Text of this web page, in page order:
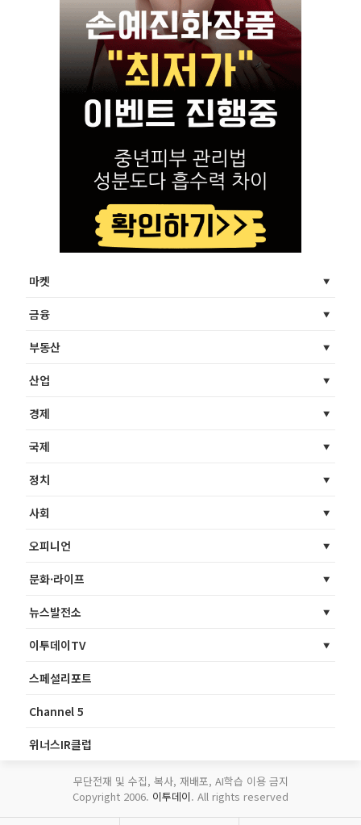
마켓
금융
부동산
산업
경제
국제
정치
사회
오피니언
문화·라이프
뉴스발전소
이투데이TV
스페셜리포트
Channel 5
위너스IR클럽
무단전재 및 수집, 복사, 재배포, AI학습 이용 금지
Copyright 2006. 이투데이. All rights reserved